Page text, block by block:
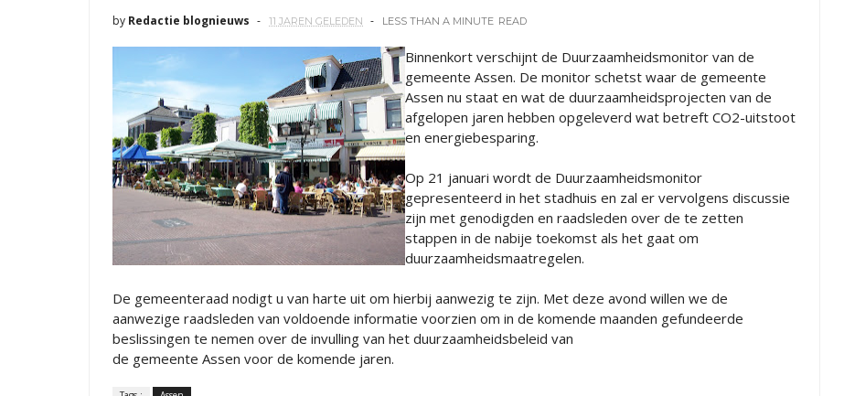
by Redactie blognieuws 11 JAREN GELEDEN LESS THAN A MINUTE READ
Binnenkort verschijnt de Duurzaamheidsmonitor van de
gemeente Assen. De monitor schetst waar de gemeente
Assen nu staat en wat de duurzaamheidsprojecten van de
afgelopen jaren hebben opgeleverd wat betreft CO2-uitstoot
en energiebesparing.
Op 21 januari wordt de Duurzaamheidsmonitor
gepresenteerd in het stadhuis en zal er vervolgens discussie
zijn met genodigden en raadsleden over de te zetten
stappen in de nabije toekomst als het gaat om
duurzaamheidsmaatregelen.
De gemeenteraad nodigt u van harte uit om hierbij aanwezig te zijn. Met deze avond willen we de
aanwezige raadsleden van voldoende informatie voorzien om in de komende maanden gefundeerde
beslissingen te nemen over de invulling van het duurzaamheidsbeleid van
de gemeente Assen voor de komende jaren.